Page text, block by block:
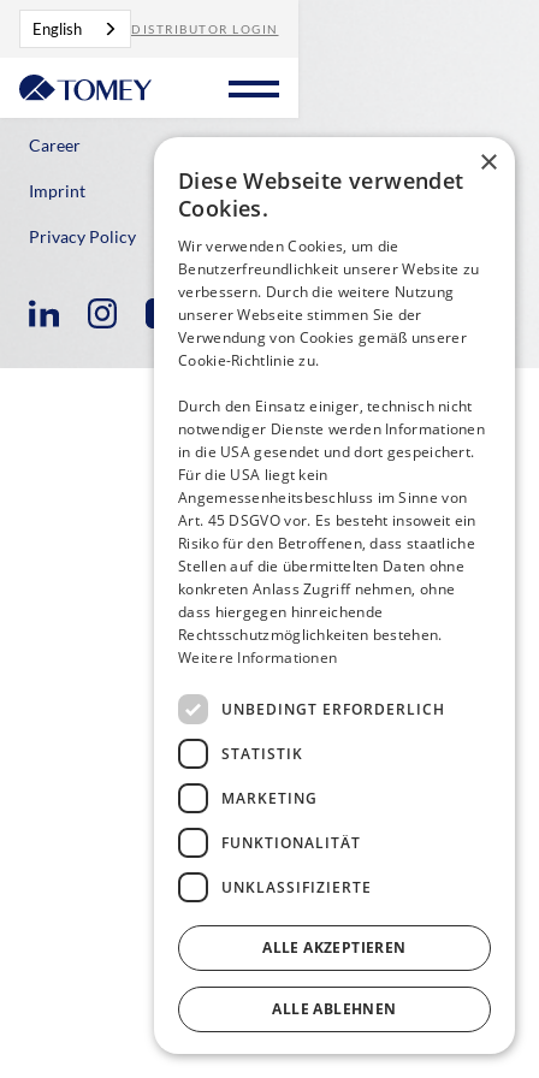
English DISTRIBUTOR LOGIN
Contact
Career
Imprint
Privacy Policy
×
Diese Webseite verwendet
Cookies.
Wir verwenden Cookies, um die
Benutzerfreundlichkeit unserer Website zu
verbessern. Durch die weitere Nutzung
unserer Webseite stimmen Sie der
Verwendung von Cookies gemäß unserer
Cookie-Richtlinie zu.
Durch den Einsatz einiger, technisch nicht
notwendiger Dienste werden Informationen
in die USA gesendet und dort gespeichert.
Für die USA liegt kein
Angemessenheitsbeschluss im Sinne von
Art. 45 DSGVO vor. Es besteht insoweit ein
Risiko für den Betroffenen, dass staatliche
Stellen auf die übermittelten Daten ohne
konkreten Anlass Zugriff nehmen, ohne
dass hiergegen hinreichende
Rechtsschutzmöglichkeiten bestehen.
Weitere Informationen
UNBEDINGT ERFORDERLICH
STATISTIK
MARKETING
FUNKTIONALITÄT
UNKLASSIFIZIERTE
ALLE AKZEPTIEREN
ALLE ABLEHNEN